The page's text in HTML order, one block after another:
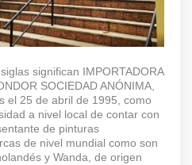
significan IMPORTADORA
SOCIEDAD ANÓNIMA,
el 25 de abril de 1995, como
a nivel local de contar con
de pinturas
de nivel mundial como son
y Wanda, de origen